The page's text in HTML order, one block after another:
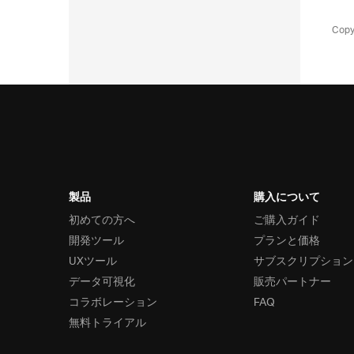
製品
初めての方へ
開発ツール
UXツール
データ可視化
コラボレーション
無料トライアル
購入について
ご購入ガイド
プランと価格
サブスクリプショ
販売パートナー
FAQ